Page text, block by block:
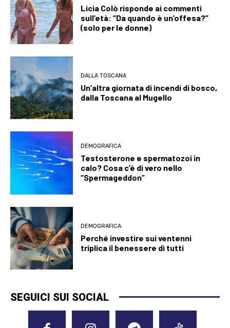
Licia Colò risponde ai commenti
sull’età: “Da quando è un’offesa?”
(solo per le donne)
DALLA TOSCANA
Un’altra giornata di incendi di bosco,
dalla Toscana al Mugello
DEMOGRAFICA
Testosterone e spermatozoi in
calo? Cosa c’è di vero nello
“Spermageddon”
DEMOGRAFICA
Perché investire sui ventenni
triplica il benessere di tutti
SEGUICI SUI SOCIAL